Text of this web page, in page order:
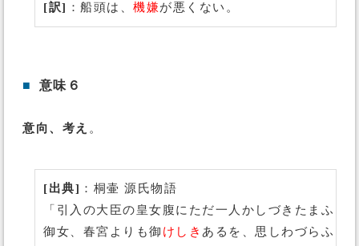
[訳] ：船頭は、 機嫌が悪くない。
■ 意味６
意向、考え 。
[出典] ：桐壷 源氏物語
「引入の大臣の皇女腹にただ一人かしづきたまふ
御女、春宮よりも御 けしき あるを、思しわづらふ